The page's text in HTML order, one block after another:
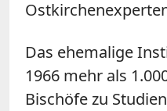
Das ehemalige
1966 mehr als
Bischöfe zu